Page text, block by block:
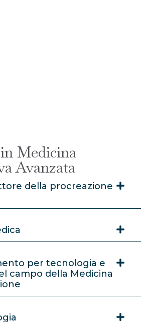
Medicina
Avanzata
della procreazione
per tecnologia e
campo della Medicina